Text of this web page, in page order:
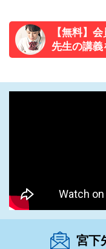
【無料】
先生の講義
宮下